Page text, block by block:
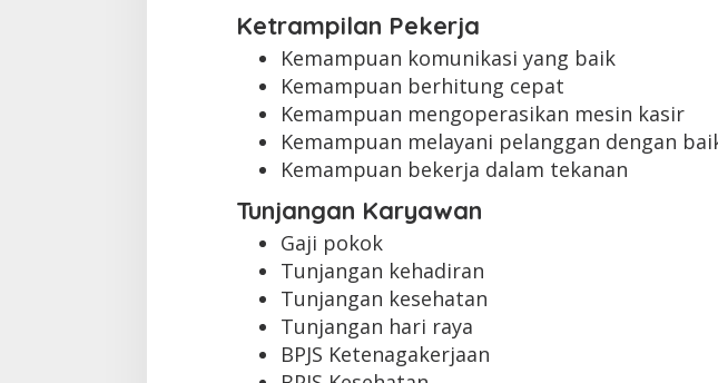
Ketrampilan Pekerja
Kemampuan komunikasi yang baik
Kemampuan berhitung cepat
Kemampuan mengoperasikan mesin kasir
Kemampuan melayani pelanggan dengan
Kemampuan bekerja dalam tekanan
Tunjangan Karyawan
Gaji pokok
Tunjangan kehadiran
Tunjangan kesehatan
Tunjangan hari raya
BPJS Ketenagakerjaan